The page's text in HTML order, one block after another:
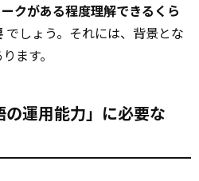
クがある程度理解できるくら
でしょう。それには、背景とな
ます。
運用能力」に必要な